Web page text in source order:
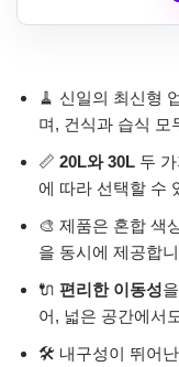
🧹 신일의 최신형
며, 건식과 습식 모
📏 20L와 30L 두
에 따라 선택할 수
🎨 제품은 혼합 색
을 동시에 제공합
🔌 편리한 이동성
어, 넓은 공간에서
🛠️ 내구성이 뛰어